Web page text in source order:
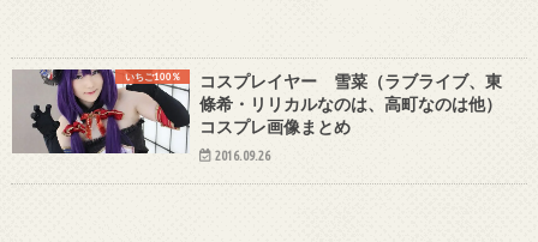
いちご100%
コスプレイヤー 雪菜（ラブライブ、東
條希・リリカルなのは、高町なのは他）
コスプレ画像まとめ
2016.09.26